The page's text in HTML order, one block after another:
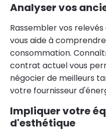
Analyser vos
Rassembler vos
vous aide à
consommation.
contrat actuel vous
négocier de meilleurs
votre fournisseur
Impliquer votre
d'esthétique